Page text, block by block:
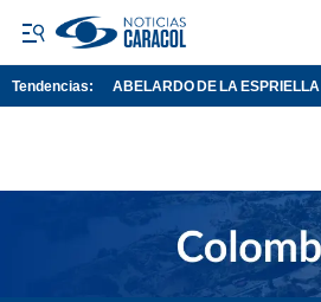
Tendencias: ABELARDO DE LA ESPRIELLA